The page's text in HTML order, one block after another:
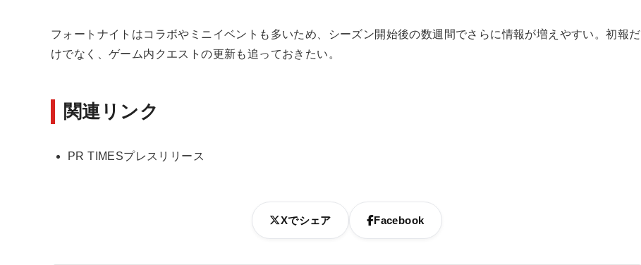
フォートナイトはコラボやミニイベントも多いため、シーズン開始後の数週間でさらに情報が増えやすい。初報だ
けでなく、ゲーム内クエストの更新も追っておきたい。
関連リンク
PR TIMESプレスリリース
Xでシェア Facebook